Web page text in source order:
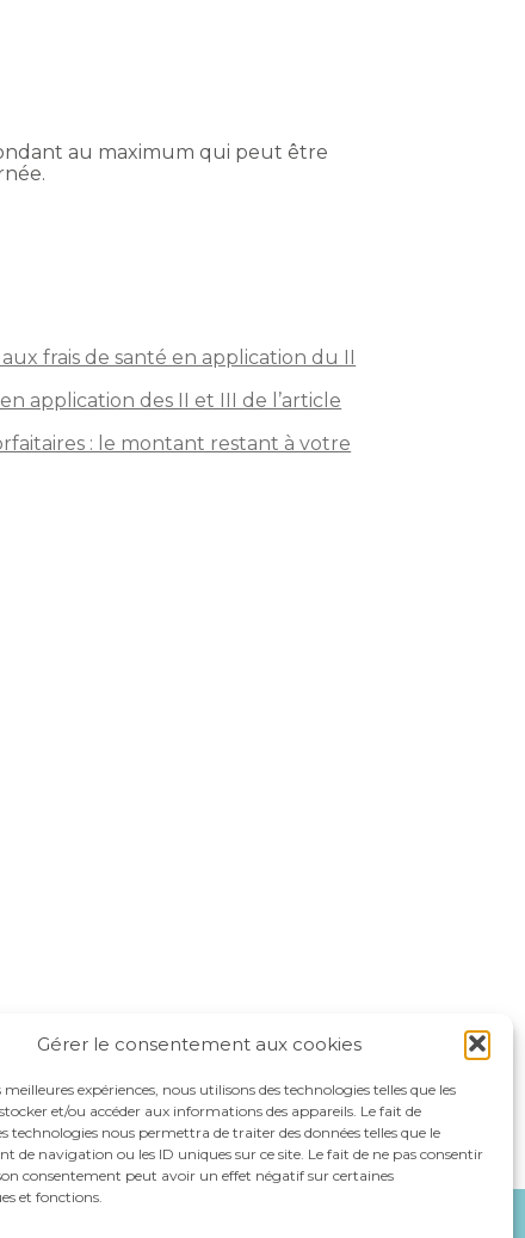
Gérer le consentement aux cookies
expériences, nous utilisons des technologies telles que les
et/ou accéder aux informations des appareils. Le fait de
technologies nous permettra de traiter des données telles que le
de navigation ou les ID uniques sur ce site. Le fait de ne pas consentir
consentement peut avoir un effet négatif sur certaines
et fonctions.
au maximum qui peut être
frais de santé en application du II
application des II et III de l’article
: le montant restant à votre